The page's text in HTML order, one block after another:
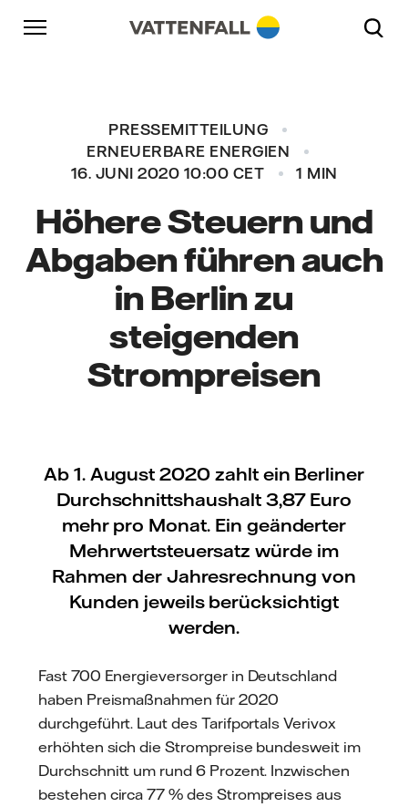
Überspringen
Zurück zur Hauptnavigation
Gehe zur Fußzeile
PRESSEMITTEILUNG
ERNEUERBARE ENERGIEN
16. JUNI 2020 10:00 CET
1 MIN
Höhere Steuern und
Abgaben führen auch
in Berlin zu
steigenden
Strompreisen
Ab 1. August 2020 zahlt ein Berliner
Durchschnittshaushalt 3,87 Euro
mehr pro Monat. Ein geänderter
Mehrwertsteuersatz würde im
Rahmen der Jahresrechnung von
Kunden jeweils berücksichtigt
werden.
Fast 700 Energieversorger in Deutschland
haben Preismaßnahmen für 2020
durchgeführt. Laut des Tarifportals Verivox
erhöhten sich die Strompreise bundesweit im
Durchschnitt um rund 6 Prozent. Inzwischen
bestehen circa 77 % des Strompreises aus
Zurück zur Hauptnavigation